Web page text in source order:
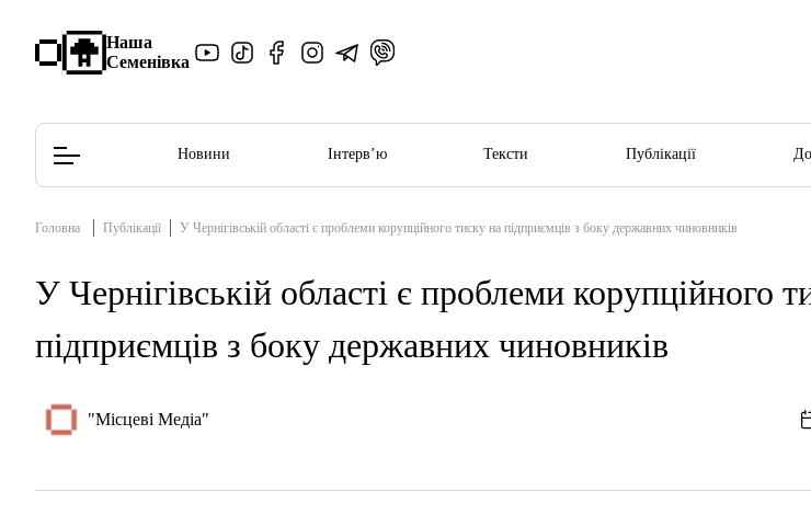
Наша
Семенівка
Редакційна політика
Новини Інтерв’ю Тексти Публікації
Головна Публікації У Чернігівській області є проблеми корупційного тиску на підприємців з боку державних чиновників
У Чернігівській області є проблеми корупційного
підприємців з боку державних чиновників
"Місцеві Медіа"